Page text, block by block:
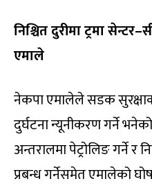
निश्चित दुरीमा ट्रमा
एमाले
नेकपा एमालेले सडक
दुर्घटना न्यूनीकरण गर्ने
अन्तरालमा पेट्रोलिङ गर्ने र
प्रबन्ध गर्नेसमेत एमालेको